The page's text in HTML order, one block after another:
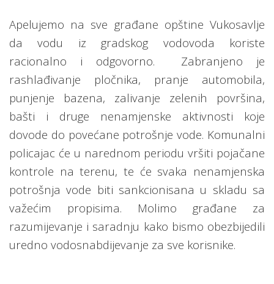
Apelujemo na sve građane opštine Vukosavlje
da vodu iz gradskog vodovoda koriste
racionalno i odgovorno.
Zabranjeno je
rashlađivanje pločnika, pranje automobila,
punjenje bazena, zalivanje zelenih površina,
bašti i druge nenamjenske aktivnosti koje
dovode do povećane potrošnje vode. Komunalni
policajac će u narednom periodu vršiti pojačane
kontrole na terenu, te će svaka nenamjenska
potrošnja vode biti sankcionisana u skladu sa
važećim propisima. Molimo građane za
razumijevanje i saradnju kako bismo obezbijedili
uredno vodosnabdijevanje za sve korisnike.